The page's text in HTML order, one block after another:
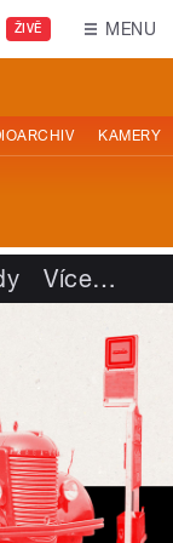
ŽIVĚ MENU
KAMERY
Více…